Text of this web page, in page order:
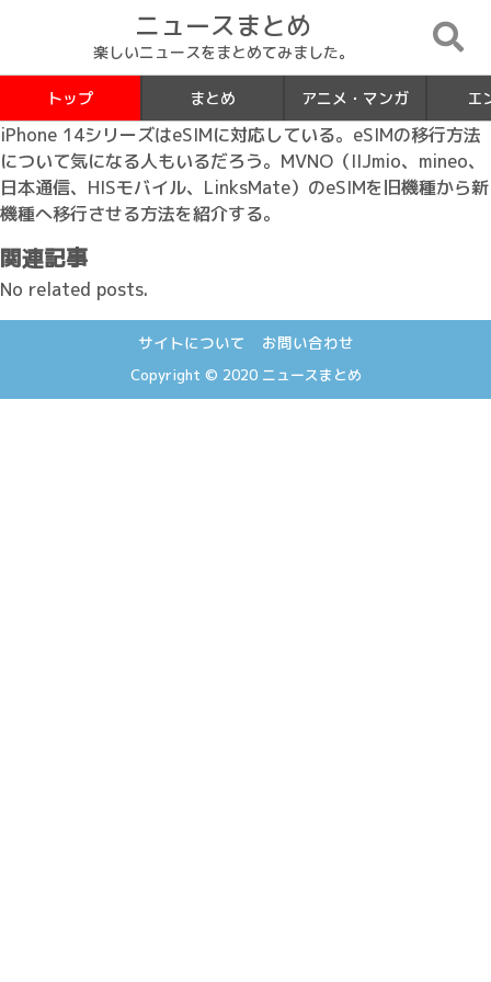
ニュースまとめ
楽しいニュースをまとめてみました。
トップ まとめ アニメ・マンガ エ
iPhone 14シリーズはeSIMに対応している。eSIMの移行方法
について気になる人もいるだろう。MVNO（IIJmio、mineo、
日本通信、HISモバイル、LinksMate）のeSIMを旧機種から新
機種へ移行させる方法を紹介する。
関連記事
No related posts.
サイトについて お問い合わせ
Copyright © 2020 ニュースまとめ